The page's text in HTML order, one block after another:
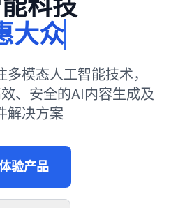
科技
大众
多模态人工智能技术，
、安全的AI内容生成及
解决方案
验产品